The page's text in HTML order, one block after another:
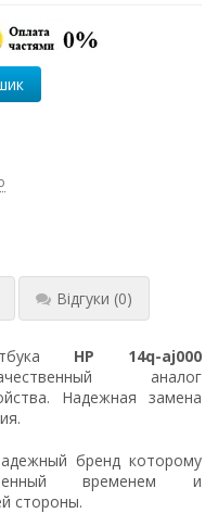
Відгуки (0)
HP 14q-aj000
аналог
Надежная замена
бренд которому
временем и
стороны.